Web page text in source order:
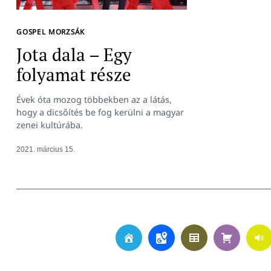
GOSPEL MORZSÁK
Jota dala – Egy
folyamat része
Évek óta mozog többekben az a látás,
hogy a dicsőítés be fog kerülni a magyar
zenei kultúrába.
2021. március 15.